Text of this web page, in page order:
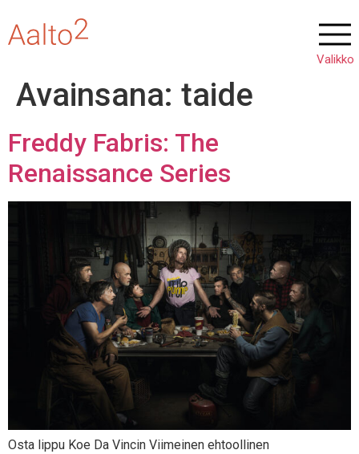
Avainsana: taide
Freddy Fabris: The
Renaissance Series
Osta lippu Koe Da Vincin Viimeinen ehtoollinen